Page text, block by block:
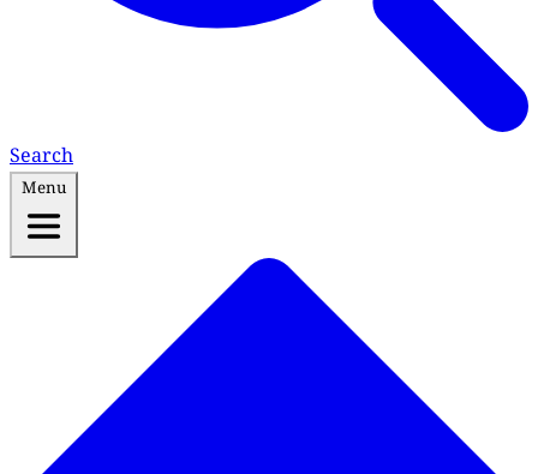
Search
Menu